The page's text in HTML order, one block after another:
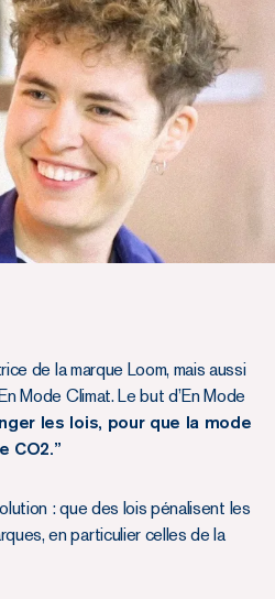
de la marque Loom, mais aussi
Mode Climat. Le but d’En Mode
les lois, pour que la mode
CO2.”
: que des lois pénalisent les
en particulier celles de la